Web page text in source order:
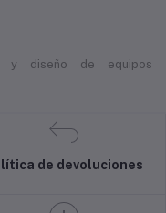
y diseño de equipos
de devoluciones